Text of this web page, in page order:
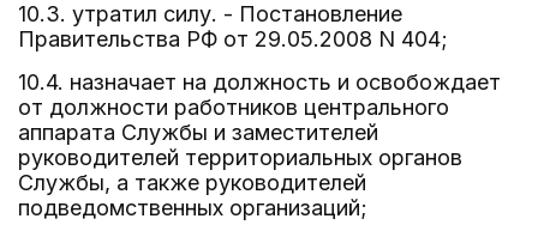
10.3. утратил силу. - Постановление
Правительства РФ от 29.05.2008 N 404;
10.4. назначает на должность и освобождает
от должности работников центрального
аппарата Службы и заместителей
руководителей территориальных органов
Службы, а также руководителей
подведомственных организаций;